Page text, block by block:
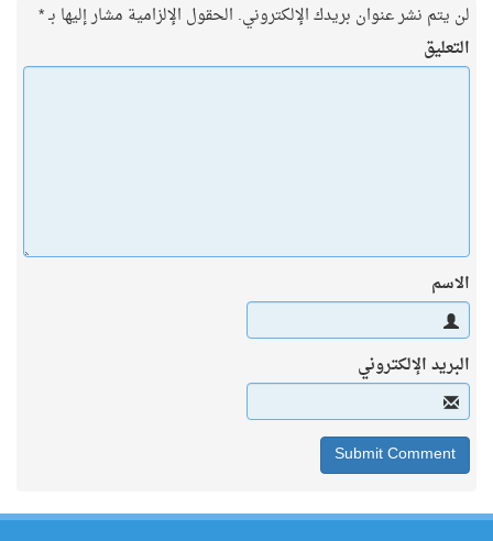
لن يتم نشر عنوان بريدك الإلكتروني. الحقول الإلزامية مشار إليها بـ*
التعليق
الاسم
البريد الإلكتروني